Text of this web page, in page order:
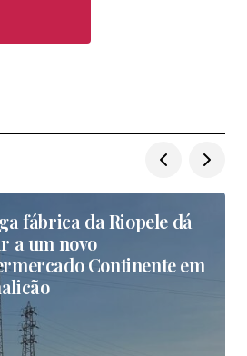
fábrica da Riopele dá
a um novo
Continente em